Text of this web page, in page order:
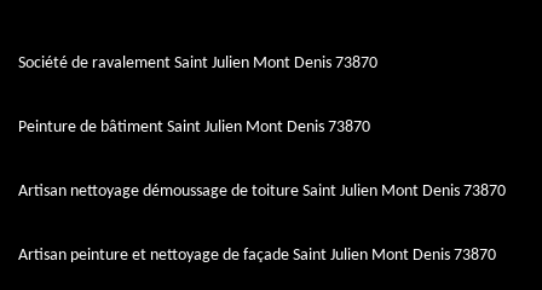
Société de ravalement Saint Julien Mont Denis 73870
Peinture de bâtiment Saint Julien Mont Denis 73870
Artisan nettoyage démoussage de toiture Saint Julien Mont Denis 73870
Artisan peinture et nettoyage de façade Saint Julien Mont Denis 73870